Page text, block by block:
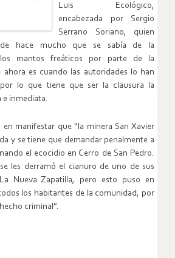
Luis Ecológico,
encabezada por Sergio
Serrano Soriano, quien
hace mucho que se sabía de la
mantos freáticos por parte de la
ahora es cuando las autoridades lo han
lo que tiene que ser la clausura la
e inmediata.
manifestar que “la minera San Xavier
y se tiene que demandar penalmente a
el ecocidio en Cerro de San Pedro.
les derramó el cianuro de uno de sus
Nueva Zapatilla, pero esto puso en
los habitantes de la comunidad, por
criminal”.